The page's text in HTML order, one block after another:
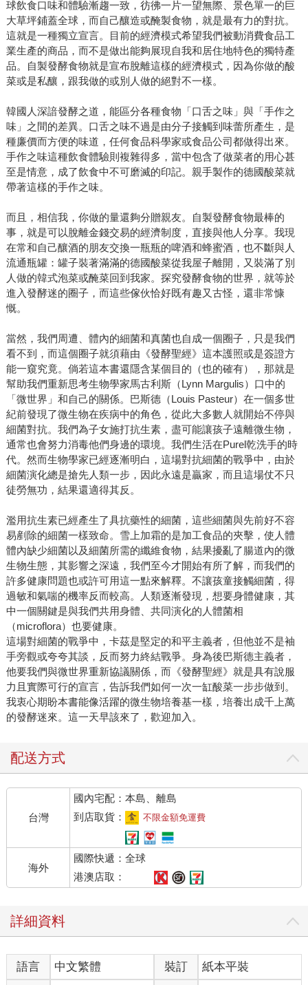
球飲食口味和體驗漸趨一致，彷彿一片一望無際、景色單一的巨
大草坪鋪蓋全球，而自己釀造或醃製食物，就是最有力的對抗。
這就是一種獨立宣言。目前的經濟模式希望我們被動消費食品工
業生產的商品，而不是做出能夠展現自我和居住地特色的獨特產
品。自製發酵食物就是宣布脫離這樣的經濟模式，因為你做的酸
菜或是私釀，跟我做的或別人做的絕對不一樣。
韓國人深諳發酵之道，能區分各種食物「口舌之味」與「手作之
味」之間的差異。口舌之味不過是由分子接觸到味蕾所產生，是
種廉價而方便的味道，任何食品科學家或食品公司都做得出來。
手作之味這種飲食體驗則複雜得多，當中包含了做菜者的用心甚
至是情意，成了飲食中不可磨滅的印記。親手製作的德國酸菜就
帶著這樣的手作之味。
而且，相信我，你做的量還夠分贈親友。自製發酵食物最棒的
事，就是可以脫離金錢交易的經濟制度，直接與他人分享。我現
在常和自己釀酒的朋友交換一瓶瓶的啤酒和蜂蜜酒，也不斷與人
流通瓶罐：罐子裝著滿滿的德國酸菜從我屋子離開，又裝滿了別
人做的韓式泡菜或醃菜回到我家。探究發酵食物的世界，就等於
進入發酵迷的圈子，而這些傢伙恰好既有趣又古怪，還非常慷
慨。
當然，我們周遭、體內的細菌和真菌也自成一個圈子，只是我們
看不到，而這個圈子就須藉由《發酵聖經》這本護照或是簽證方
能一窺究竟。倘若這本書還隱含某個目的（也的確有），那就是
幫助我們重新思考生物學家馬古利斯（Lynn Margulis）口中的
「微世界」和自己的關係。巴斯德（Louis Pasteur）在一個多世
紀前發現了微生物在疾病中的角色，從此大多數人就開始不停與
細菌對抗。我們為子女施打抗生素，盡可能讓孩子遠離微生物，
通常也會努力消毒他們身邊的環境。我們生活在Purel乾洗手的時
代。然而生物學家已經逐漸明白，這場對抗細菌的戰爭中，由於
細菌演化總是搶先人類一步，因此永遠是贏家，而且這場仗不只
徒勞無功，結果還適得其反。
濫用抗生素已經產生了具抗藥性的細菌，這些細菌與先前好不容
易剷除的細菌一樣致命。雪上加霜的是加工食品的夾擊，使人體
體內缺少細菌以及細菌所需的纖維食物，結果擾亂了腸道內的微
生物生態，其影響之深遠，我們至今才開始有所了解，而我們的
許多健康問題也或許可用這一點來解釋。不讓孩童接觸細菌，得
過敏和氣喘的機率反而較高。人類逐漸發現，想要身體健康，其
中一個關鍵是與我們共用身體、共同演化的人體菌相
（microflora）也要健康。
這場對細菌的戰爭中，卡茲是堅定的和平主義者，但他並不是袖
手旁觀或夸夸其談，反而努力終結戰爭。身為後巴斯德主義者，
他要我們與微世界重新協議關係，而《發酵聖經》就是具有說服
力且實際可行的宣言，告訴我們如何一次一缸酸菜一步步做到。
我衷心期盼本書能像活躍的微生物培養基一樣，培養出成千上萬
的發酵迷來。這一天早該來了，歡迎加入。
配送方式
台灣
國內宅配：本島、離島
到店取貨：
不限金額免運費
海外
國際快遞：全球
港澳店取：
詳細資料
語言 中文繁體 裝訂
紙本平裝